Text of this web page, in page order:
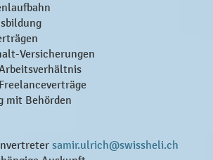
Versicherungen
mit Behörden
samir.ulrich@swissheli.ch